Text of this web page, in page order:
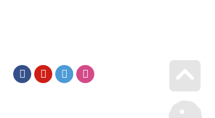
FacebookYoutubeTwitter
Go